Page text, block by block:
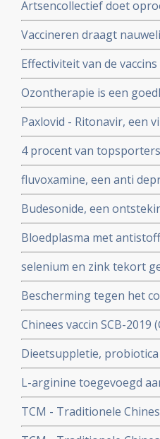
Artsencollectief doet
de druk op de zorg te
Vaccineren draagt
vaccineren lijkt juist
stimuleren. Bewijst groot
Effectiviteit van de
onder 800.000 veteranen.
Ozontherapie is een
virussen - de
SARS-CoV-2 aan te
Paxlovid - Ritonavir, een
ziekenhuisopname bij
tijd wordt ingenomen
4 procent van
na lichte klachten als na
fluvoxamine, een anti
het risico op overlijden
met de ziekte om
Budesonide, een
astmapatienten, blijkt
coronavirus - Covid-19
Bloedplasma met
en aspirine moet
selenium en zink tekort
aan het coronavirus -
Bescherming tegen het
minder. Na 5 maanden is
Chinees vaccin SCB-
ziekenhuisopname en
Covid-19 blijkt uit
Dieetsuppletie,
of als aanvullende of
coronavirus - SARS-
studies
L-arginine toegevoegd
ernstige ziekte door
ziekenhuisverblijf met
TCM - Traditionele
bij patienten met milde